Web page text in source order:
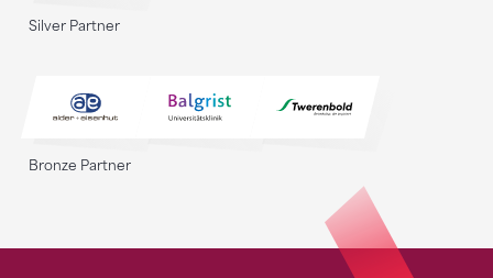
Silver Partner
Bronze Partner